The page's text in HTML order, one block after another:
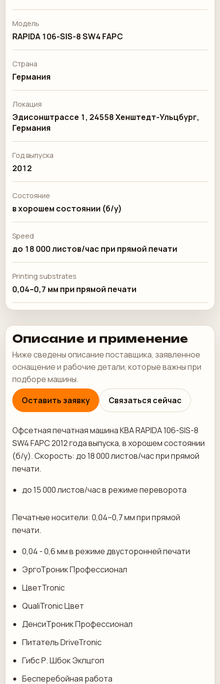
Модель
RAPIDA 106-SIS-8 SW4 FAPC
Страна
Германия
Локация
Эдисонштрассе 1, 24558 Хенштедт-Ульцбург,
Германия
Год выпуска
2012
Состояние
в хорошем состоянии (б/у)
Speed
до 18 000 листов/час при прямой печати
Printing substrates
0,04–0,7 мм при прямой печати
Описание и применение
Ниже сведены описание поставщика, заявленное
оснащение и рабочие детали, которые важны при
подборе машины.
Оставить заявку
Связаться сейчас
Офсетная печатная машина KBA RAPIDA 106-SIS-8
SW4 FAPC 2012 года выпуска, в хорошем состоянии
(б/у). Скорость: до 18 000 листов/час при прямой
печати.
до 15 000 листов/час в режиме переворота
Печатные носители: 0,04–0,7 мм при прямой
печати.
0,04 - 0,6 мм в режиме двусторонней печати
ЭргоТроник Профессионал
ЦветTronic
QualiTronic Цвет
ДенсиТроник Профессионал
Питатель DriveTronic
Гибс Р. Шбок Экпцгоп
Бесперебойная работа